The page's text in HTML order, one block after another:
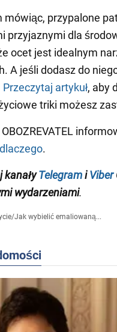
mówiąc, przypalone
przyjaznymi dla
ocet jest idealnym
A jeśli dodasz do
Przeczytaj artykuł, aby
triki możesz
.
kanałyTelegramiViber
wydarzeniami.
/Jak wybielić emaliowaną...